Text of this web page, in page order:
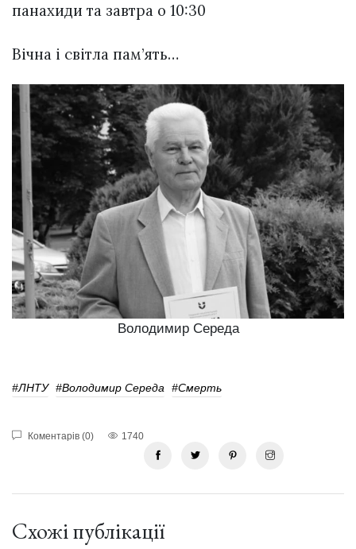
панахиди та завтра о 10:30
Вічна і світла пам’ять…
Володимир Середа
#ЛНТУ #Володимир Середа #смерть
Коментарів (0) 1740
Схожі публікації